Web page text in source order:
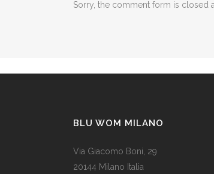
Sorry, the comment form is closed
BLU WOM MILANO
Via Giacomo Boni, 29
20144 Milano Italia